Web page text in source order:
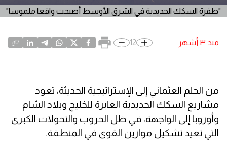
"طفرة السكك الحديدية في الشرق الأوسط أصبحت واقعا ملموسا"
منذ ٣ أشهر 12
من الحلم العثماني إلى الإستراتيجية الحديثة، تعود
مشاريع السكك الحديدية العابرة للخليج وبلاد الشام
وأوروبا إلى الواجهة، في ظل الحروب والتحولات الكبرى
التي تعيد تشكيل موازين القوى في المنطقة.